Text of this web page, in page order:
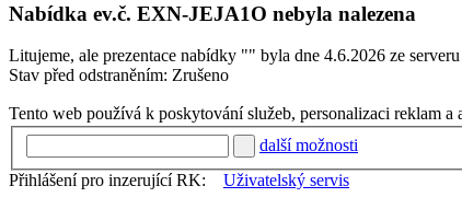
Nabídka ev.č. EXN-JEJA1O nebyla nalezena
Litujeme, ale prezentace nabídky "" byla dne 4.6.2026 ze serveru
Stav před odstraněním: Zrušeno
Tento web používá k poskytování služeb, personalizaci reklam
další možnosti
Přihlášení pro inzerující RK:
Uživatelský servis